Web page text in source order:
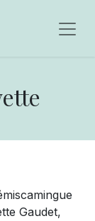
Gaudet,